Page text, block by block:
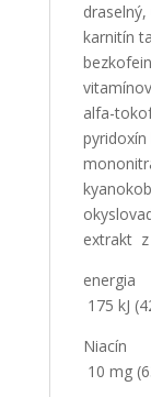
karnitín
alfa-
extrakt z
175 kJ
10 mg